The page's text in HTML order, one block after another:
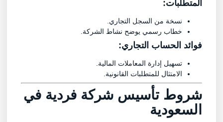
المتطلبات:
نسخة من السجل التجاري.
خطاب رسمي يوضح نشاط الشركة.
فوائد الحساب التجاري:
تسهيل إدارة المعاملات المالية.
الامتثال للمتطلبات القانونية.
شروط تأسيس شركة فردية في
السعودية